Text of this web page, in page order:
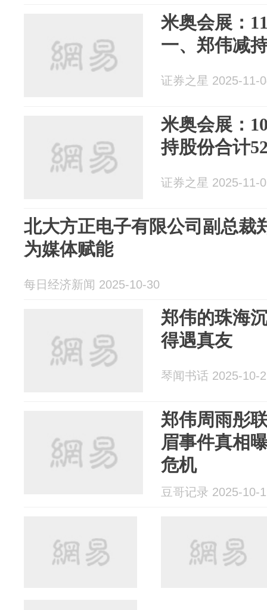
米奥会展：
一、郑伟减
证券之星 2025-11-
米奥会展：
持股份合计
证券之星 2025-11-
北大方正电子有限公司副总裁
为媒体赋能
每日经济新闻 2025-10-30
郑伟的珠海
得遇真友
琴闻书话 2025-10-
郑伟周雨彤
眉事件真相
危机
豆哥记录 2025-10-